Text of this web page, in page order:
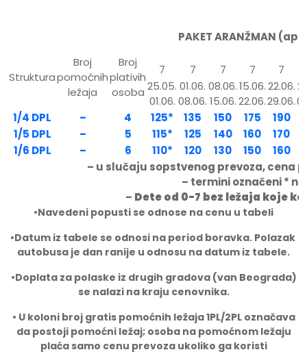
PAKET ARANŽMAN
Struktura
Broj
pomoćnih
ležaja
Broj
plativih
osoba
7 7 7 7
7
25.05.
01.06.
01.06.
08.06.
08.06.
15.06.
15.06.
22.06.
22.06.
29.06.
1/4 DPL
– 4 125* 135 150 175 190
1/5 DPL
– 5 115* 125 140 160 170
1/6 DPL
– 6 110* 120 130 150 160
– u slučaju sopstvenog prevoza, cena
– termini označeni *
– Dete od 0-7 bez ležaja koje
•Navedeni popusti se odnose na cenu u tabeli
•Datum iz tabele se odnosi na period boravka. Polazak
autobusa je dan ranije u odnosu na datum iz tabele.
•Doplata za polaske iz drugih gradova (van Beograda)
se nalazi na kraju cenovnika.
• U koloni broj gratis pomoćnih ležaja 1PL/2PL označava
da postoji pomoćni ležaj; osoba na pomoćnom ležaju
plaća samo cenu prevoza ukoliko ga koristi